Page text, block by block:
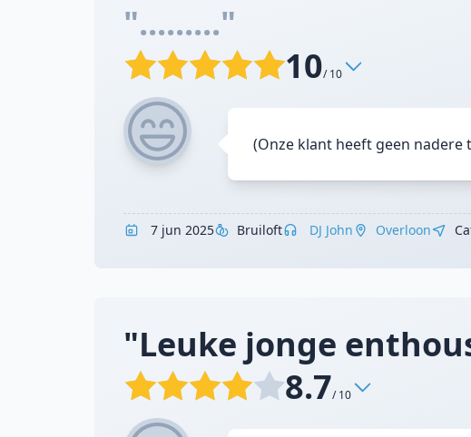
"........."
10/ 10
(Onze klant heeft geen nadere
7 jun 2025 Bruiloft DJ John Overloon
"Leuke jonge
8.7/ 10